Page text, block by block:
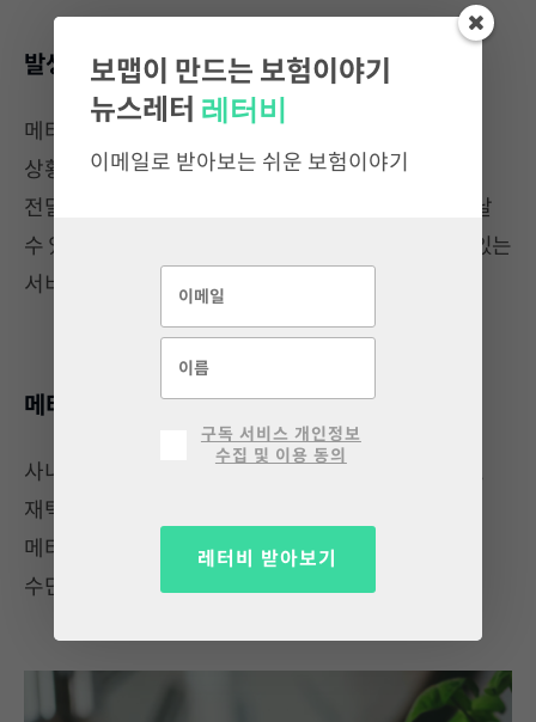
발생할 수 있는 위험 체험
메타버스를 활용해 일상생활에서 발생할 수 있는 위험
상황을 체험하게 함으로써 보험의 필요성을 고객에게
전달하고 있습니다. 국내 보험사의 경우 캠핑 시 일어날
수 있는 위험을 메타버스 플랫폼을 통해 체험해볼 수 있는
서비스를 선보였어요.
메타버스를 회사의 문화로
사내 문화의 하나로 메타버스를 활용하는 경우입니다.
재택근무, 미팅뿐만 아니라 시상식과 같은 행사도
메타버스 플랫폼을 활용해 진행하는거죠. 메타버스를
수단이 아닌 회사 문화로 도입하려는 듯합니다.
보맵이 만드는 보험이야기
뉴스레터 레터비
이메일로 받아보는 쉬운 보험이야기
구독 서비스 개인정보
수집 및 이용 동의
레터비 받아보기